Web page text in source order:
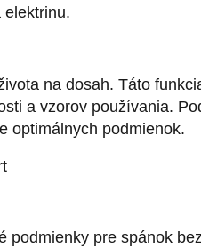
na dosah. Táto
a vzorov používania.
optimálnych podmienok.
pre spánok